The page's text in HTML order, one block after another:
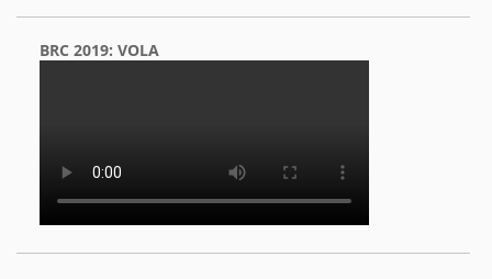
BRC 2019: VOLA